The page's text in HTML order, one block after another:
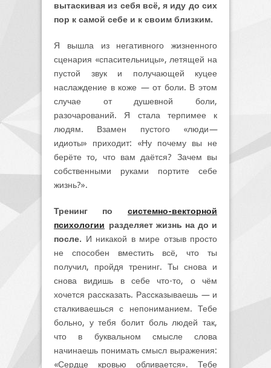
вытаскивая из себя всё, я иду до сих
пор к самой себе и к своим близким.
Я вышла из негативного жизненного
сценария «спасительницы», летящей на
пустой звук и получающей куцее
наслаждение в коже —от боли. В этом
случае от душевной боли,
разочарований. Я стала терпимее к
людям. Взамен пустого «люди—
идиоты» приходит: «Ну почему вы не
берёте то, что вам даётся? Зачем вы
собственными руками портите себе
жизнь?».
Тренинг по
системно-векторной
психологии разделяет жизнь на до и
после. И никакой в мире отзыв просто
не способен вместить всё, что ты
получил, пройдя тренинг. Ты снова и
снова видишь в себе что-то, о чём
хочется рассказать. Рассказываешь —и
сталкиваешься с непониманием. Тебе
больно, у тебя болит боль людей так,
что в буквальном смысле слова
начинаешь понимать смысл выражения:
«Сердце кровью обливается». Тебе